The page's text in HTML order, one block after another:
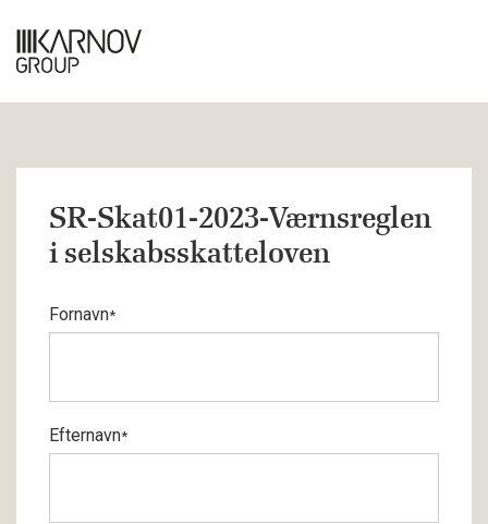
SR-Skat01-2023-Værnsreglen
i selskabsskatteloven
Fornavn*
Efternavn*